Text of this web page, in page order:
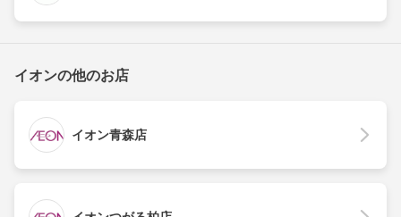
イオンの他のお店
イオン青森店